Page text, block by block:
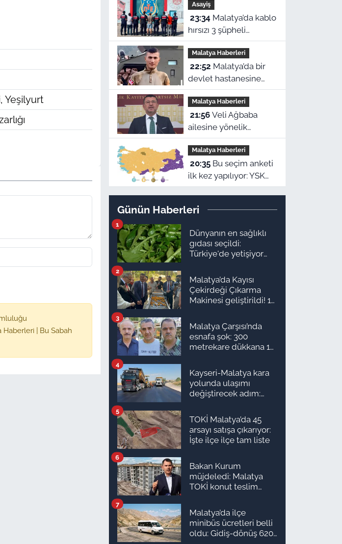
Yeşilyurt
Haberleri | Bu Sabah
Yavuz'dan çağrı
Asayiş
23:34
hırsızı 3 şüpheli
suçüstü yakalanarak
tutuklandı
Malatya Haberleri
22:52
devlet hastanesine
ismi verilen Eyüp
Hacıoğlu kimdir? İşte
duygu dolu hikayesi
Malatya Haberleri
21:56Veli Ağbaba
ailesine yönelik
suçlamalara tepki
gösterdi: “Zehir olsun”
Malatya Haberleri
20:35Bu seçim anketi
ilk kez yapılıyor: YSK
Yeni Parti’yi veto
sonuç ne olur?
Günün Haberleri
Dünyanın en sağlıklı
gıdası seçildi:
Türkiye'de yetişiyor
1
Malatya’da Kayısı
Çekirdeği Çıkarma
Makinesi geliştirildi! 16
2
Malatya Çarşısı’nda
esnafa şok: 300
metrekare dükkana 1
3
Kayseri-Malatya kara
yolunda ulaşımı
değiştirecek adım:
4
TOKİ Malatya’da 45
arsayı satışa çıkarıyor:
İşte ilçe ilçe tam liste
5
Bakan Kurum
müjdeledi: Malatya
TOKİ konut teslim
ilçe ilçe teslimat
takvimi ve ödeme
planı
6
Malatya’da ilçe
minibüs ücretleri belli
oldu: Gidiş-dönüş 620
7